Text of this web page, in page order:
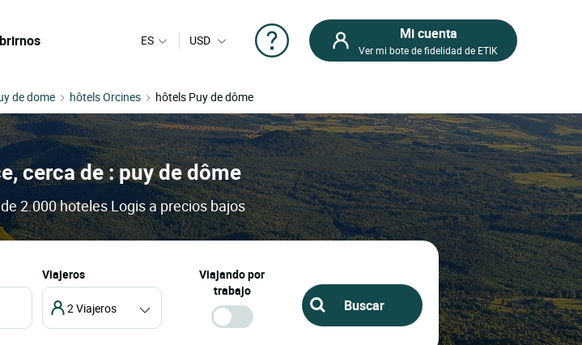
ES USD Mi cuenta
Ver mi bote de fidelidad de ETIK
de dome hôtels Orcines hôtels Puy de dôme
cerca de : puy de dôme
2.000 hoteles Logis a precios bajos
Viajeros
2 Viajeros
Viajando por
trabajo